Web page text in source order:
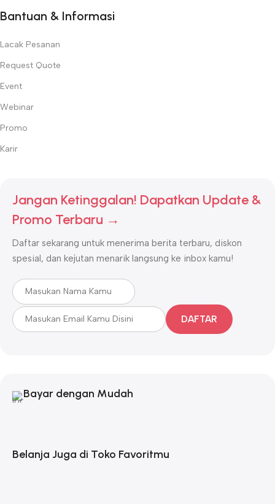
Bantuan & Informasi
Lacak Pesanan
Request Quote
Event
Webinar
Promo
Karir
Jangan Ketinggalan! Dapatkan Update &
Promo Terbaru →
Daftar sekarang untuk menerima berita terbaru, diskon
spesial, dan kejutan menarik langsung ke inbox kamu!
DAFTAR
Bayar dengan Mudah
Belanja Juga di Toko Favoritmu